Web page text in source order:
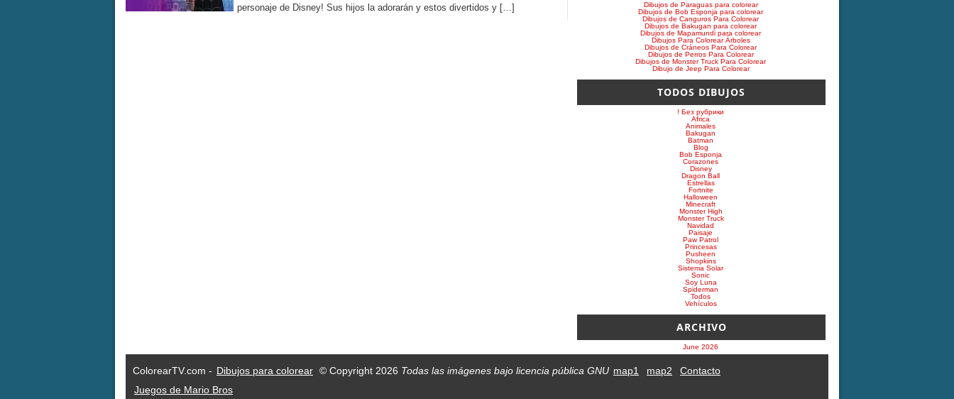
personaje de Disney! Sus hijos la adorarán y estos divertidos y […]
Dibujos de Paraguas para colorear
Dibujos de Bob Esponja para colorear
Dibujos de Canguros Para Colorear
Dibujos de Bakugan para colorear
Dibujos de Mapamundi para colorear
Dibujos Para Colorear Árboles
Dibujos de Cráneos Para Colorear
Dibujos de Perros Para Colorear
Dibujos de Monster Truck Para Colorear
Dibujo de Jeep Para Colorear
TODOS DIBUJOS
! Без рубрики
Africa
Animales
Bakugan
Batman
Blog
Bob Esponja
Corazones
Disney
Dragon Ball
Estrellas
Fortnite
Halloween
Minecraft
Monster High
Monster Truck
Navidad
Paisaje
Paw Patrol
Princesas
Pusheen
Shopkins
Sistema Solar
Sonic
Soy Luna
Spiderman
Todos
Vehículos
ARCHIVO
June 2026
ColorearTV.com - Dibujos para colorear © Copyright 2026 Todas las imágenes bajo licencia pública GNU map1 map2
Contacto
Juegos de Mario Bros